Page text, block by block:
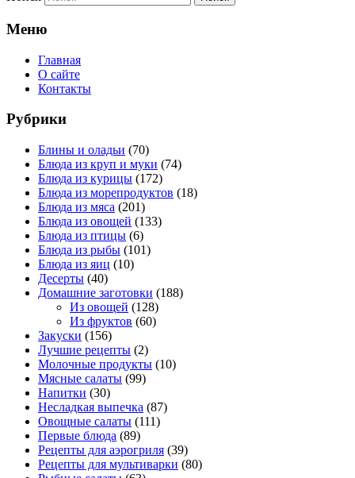
Меню
Главная
О сайте
Контакты
Рубрики
Блины и оладьи (70)
Блюда из круп и муки (74)
Блюда из курицы (172)
Блюда из морепродуктов (18)
Блюда из мяса (201)
Блюда из овощей (133)
Блюда из птицы (6)
Блюда из рыбы (101)
Блюда из яиц (10)
Десерты (40)
Домашние заготовки (188)
Из овощей (128)
Из фруктов (60)
Закуски (156)
Лучшие рецепты (2)
Молочные продукты (10)
Мясные салаты (99)
Напитки (30)
Несладкая выпечка (87)
Овощные салаты (111)
Первые блюда (89)
Рецепты для аэрогриля (39)
Рецепты для мультиварки (80)